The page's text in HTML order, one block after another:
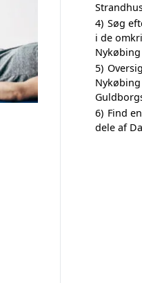
4) Søg
i de
5)
6) Find
dele af